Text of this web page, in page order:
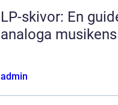
LP-skivor: En
analoga
admin